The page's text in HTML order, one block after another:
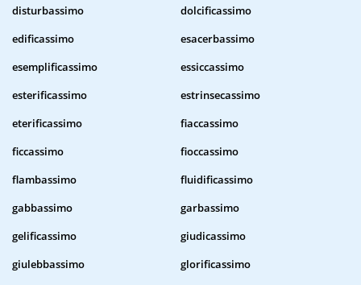
disturbassimo
dolcificassimo
edificassimo
esacerbassimo
esemplificassimo
essiccassimo
esterificassimo
estrinsecassimo
eterificassimo
fiaccassimo
ficcassimo
fioccassimo
flambassimo
fluidificassimo
gabbassimo
garbassimo
gelificassimo
giudicassimo
giulebbassimo
glorificassimo